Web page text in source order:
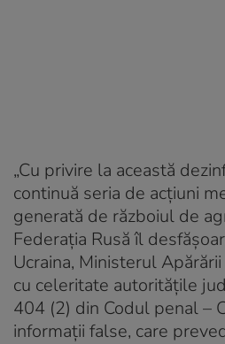
„Cu privire la această
continuă seria de acţiuni
generată de războiul de
Federaţia Rusă îl
Ucraina, Ministerul
cu celeritate autorităţile
404 (2) din Codul penal –
informaţii false, care